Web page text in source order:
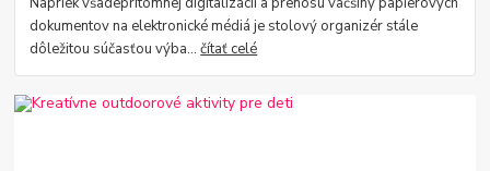
dokumentov na elektronické médiá je stolový organizér stále
dôležitou súčasťou výba...čítať celé